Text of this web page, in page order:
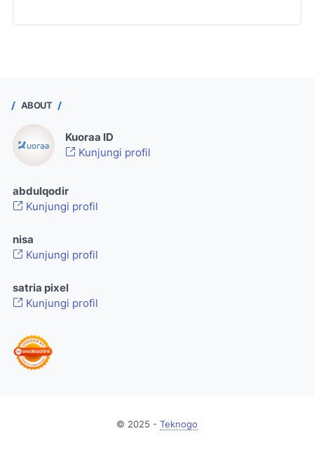
ABOUT
Kuoraa ID
Kunjungi profil
abdulqodir
Kunjungi profil
nisa
Kunjungi profil
satria pixel
Kunjungi profil
© 2025 - Teknogo